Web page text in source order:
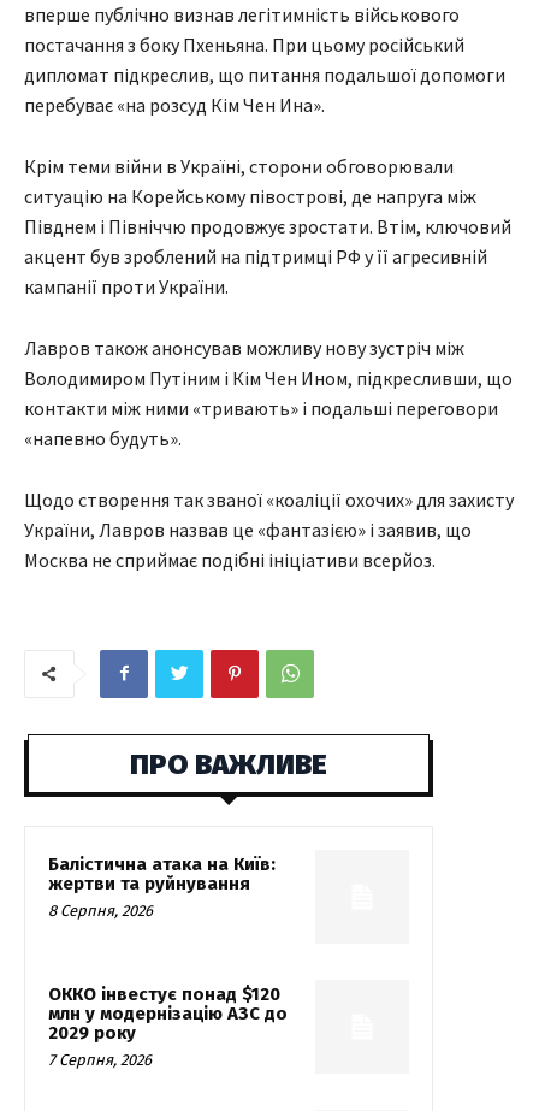
вперше публічно визнав легітимність військового
постачання з боку Пхеньяна. При цьому російський
дипломат підкреслив, що питання подальшої допомоги
перебуває «на розсуд Кім Чен Ина».
Крім теми війни в Україні, сторони обговорювали
ситуацію на Корейському півострові, де напруга між
Півднем і Північчю продовжує зростати. Втім, ключовий
акцент був зроблений на підтримці РФ у її агресивній
кампанії проти України.
Лавров також анонсував можливу нову зустріч між
Володимиром Путіним і Кім Чен Ином, підкресливши, що
контакти між ними «тривають» і подальші переговори
«напевно будуть».
Щодо створення так званої «коаліції охочих» для захисту
України, Лавров назвав це «фантазією» і заявив, що
Москва не сприймає подібні ініціативи всерйоз.
ПРО ВАЖЛИВЕ
Балістична атака на Київ:
жертви та руйнування
8 Серпня, 2026
ОККО інвестує понад $120
млн у модернізацію АЗС до
2029 року
7 Серпня, 2026